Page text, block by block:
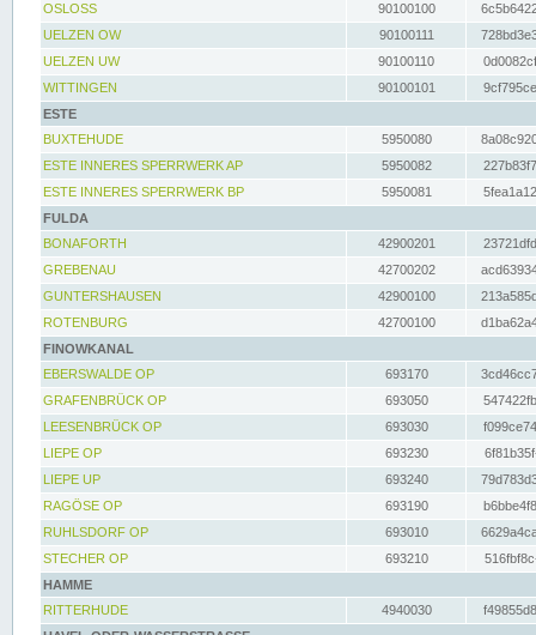
OSLOSS
90100100
UELZEN OW
90100111
UELZEN UW
90100110
WITTINGEN
90100101
ESTE
BUXTEHUDE
5950080
ESTE INNERES SPERRWERK AP
5950082
ESTE INNERES SPERRWERK BP
5950081
FULDA
BONAFORTH
42900201
GREBENAU
42700202
GUNTERSHAUSEN
42900100
ROTENBURG
42700100
FINOWKANAL
EBERSWALDE OP
693170
GRAFENBRÜCK OP
693050
LEESENBRÜCK OP
693030
LIEPE OP
693230
LIEPE UP
693240
RAGÖSE OP
693190
RUHLSDORF OP
693010
STECHER OP
693210
HAMME
RITTERHUDE
4940030